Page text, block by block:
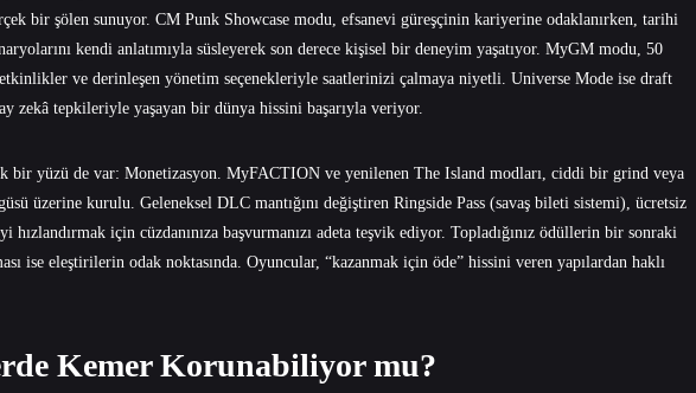
bir şölen sunuyor. CM Punk Showcase modu, efsanevi güreşçinin kariyerine odaklanırken, tarihi
kendi anlatımıyla süsleyerek son derece kişisel bir deneyim yaşatıyor. MyGM modu, 50
etkinlikler ve derinleşen yönetim seçenekleriyle saatlerinizi çalmaya niyetli. Universe Mode ise draft
zekâ tepkileriyle yaşayan bir dünya hissini başarıyla veriyor.
bir yüzü de var: Monetizasyon. MyFACTION ve yenilenen The Island modları, ciddi bir grind veya
üzerine kurulu. Geleneksel DLC mantığını değiştiren Ringside Pass (savaş bileti sistemi), ücretsiz
hızlandırmak için cüzdanınıza başvurmanızı adeta teşvik ediyor. Topladığınız ödüllerin bir sonraki
ise eleştirilerin odak noktasında. Oyuncular, “kazanmak için öde” hissini veren yapılardan haklı
Kemer Korunabiliyor mu?